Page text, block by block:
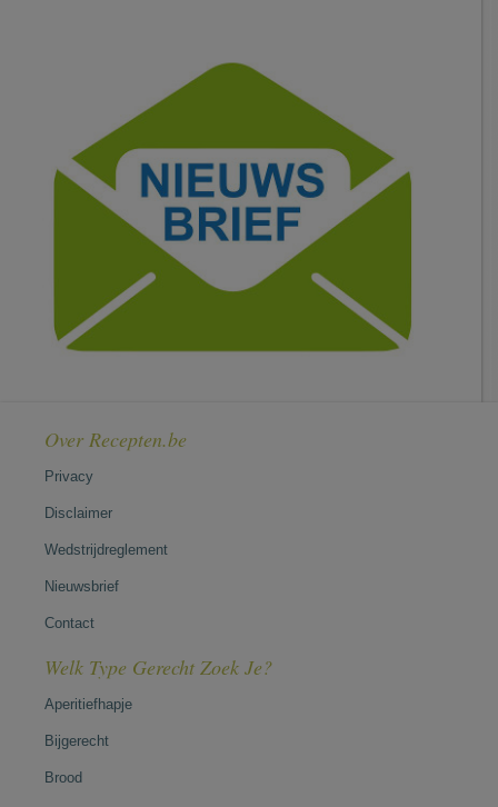
Over Recepten.be
Privacy
Disclaimer
Wedstrijdreglement
Nieuwsbrief
Contact
Welk Type Gerecht Zoek Je?
Aperitiefhapje
Bijgerecht
Brood